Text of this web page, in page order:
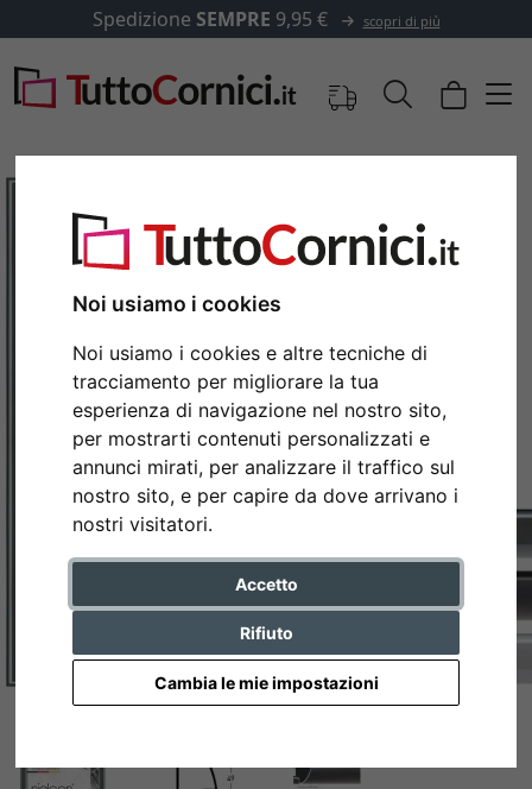
Noi usiamo i cookies
Noi usiamo i cookies e altre tecniche di
tracciamento per migliorare la tua
esperienza di navigazione nel nostro sito,
per mostrarti contenuti personalizzati e
annunci mirati, per analizzare il traffico sul
nostro sito, e per capire da dove arrivano i
nostri visitatori.
Accetto
Rifiuto
Cambia le mie impostazioni
Spedizione SEMPRE 9,95 € scopri di più
Indietro